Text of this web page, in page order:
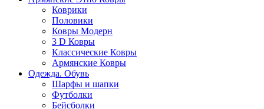
Коврики
Половики
Ковры Модерн
3 D Ковры
Классические Ковры
Армянские Ковры
Одежда. Обувь
Шарфы и шапки
Футболки
Бейсболки